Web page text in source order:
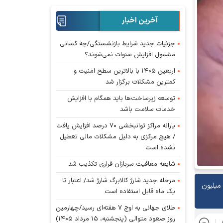
بر اساس اعلام صندوق بازنشستگی کشوری، در راستای اجرای برنامه‌های حمایتی صندوق، فرآیند ثبت‌نام اینترنتی برای بهره‌مندی از تسهیلات ۷۵ میلیون
آخرین اخبار
جزئیات جدید شرایط بازنشستگی/چه کسانی
مشمول افزایش سنوات نمی‌شوند؟
اربعین ۱۴۰۵ با بالاترین سطح امنیت و
کمترین مشکلات برگزار شد
توسعه زیرساخت‌ها باید همگام با افزایش
خدمات سلامت باشد
یارانه مراکز توانبخشی ۷۰ درصد افزایش یافت
/ هیچ مرکزی به دلیل مشکلات مالی تعطیل
نشده است
شایعه معافیت سربازان فراری تکذیب شد
مرحله جدید شارژ کالابرگ شارژ شد/ اعتبار تا
یک ماه قابل استفاده است
طلای جهانی به اوج ۷ هفته‌ای رسید/چهارمین
روز صعود متوالی (پنجشنبه، ۱۵ مرداد ۱۴۰۵)